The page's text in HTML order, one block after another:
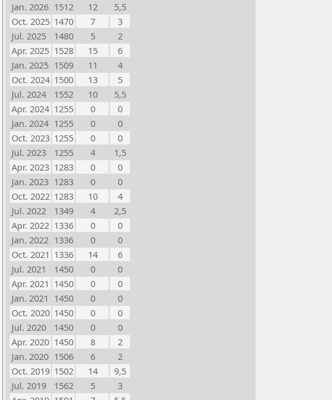
Jan. 2026 1512 12
5,5
Oct. 2025 1470 7
3
Jul. 2025
1480 5
2
Apr. 2025 1528 15
6
Jan. 2025 1509 11
4
Oct. 2024 1500 13
5
Jul. 2024
1552 10
5,5
Apr. 2024 1255 0
0
Jan. 2024 1255 0
0
Oct. 2023 1255 0
0
Jul. 2023
1255 4
1,5
Apr. 2023 1283 0
0
Jan. 2023 1283 0
0
Oct. 2022 1283 10
4
Jul. 2022
1349 4
2,5
Apr. 2022 1336 0
0
Jan. 2022 1336 0
0
Oct. 2021 1336 14
6
Jul. 2021
1450 0
0
Apr. 2021 1450 0
0
Jan. 2021 1450 0
0
Oct. 2020 1450 0
0
Jul. 2020
1450 0
0
Apr. 2020 1450 8
2
Jan. 2020 1506 6
2
Oct. 2019 1502 14
9,5
Jul. 2019
1562 5
3